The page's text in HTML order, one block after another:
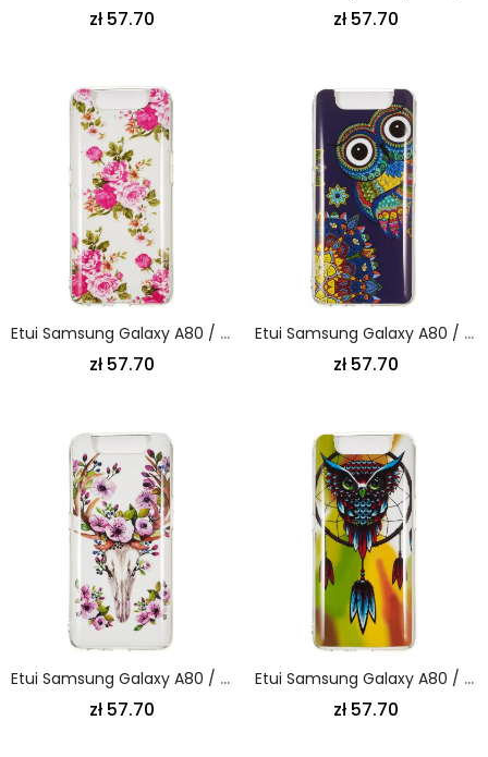
zł 57.70 zł 57.70
Etui Samsung Galaxy A80 / A90 Fluorescencyjne Kwiaty Wolności Etui Ochronne
zł 57.70
Etui Samsung Galaxy A80 / A90 Fluorescencyjna Sowa Mandala Etui Ochronne
zł 57.70
Etui Samsung Galaxy A80 / A90 Fluorescencyjny Kwiecisty Łoś
zł 57.70
Etui Samsung Galaxy A80 / A90 Fluorescencyjny Łapacz Snów Sowy
zł 57.70